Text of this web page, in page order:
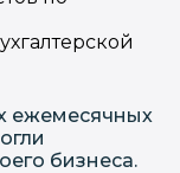
ежемесячных
бизнеса.